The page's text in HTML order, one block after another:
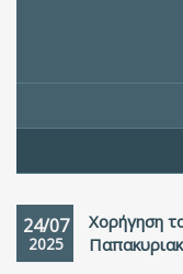
24/07
2025
Χορήγηση